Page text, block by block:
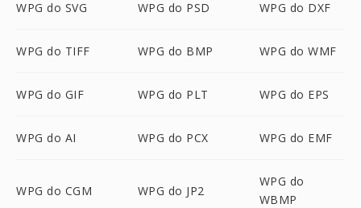
WPG do SVG WPG do PSD WPG do DXF
WPG do TIFF WPG do BMP WPG do WMF
WPG do GIF WPG do PLT WPG do EPS
WPG do AI WPG do PCX WPG do EMF
WPG do CGM WPG do JP2
WPG do
WBMP